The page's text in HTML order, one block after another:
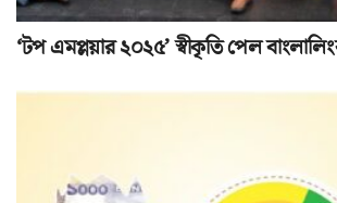
‘টপ এমপ্লয়ার ২০২৫’ স্বীকৃতি পেল